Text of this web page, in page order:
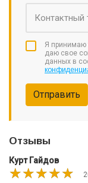
специалисты
законное
Групп».
Я принимаю
даю свое
данных в
Отправить
Отзывы
​Курт Гайдов
★★★★★
★★★★★
★★★★★